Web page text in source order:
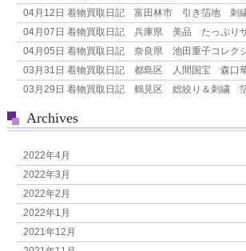
04月12日 着物買取日記 富田林市 引き箔地 刺
04月07日 着物買取日記 兵庫県 美品 たっぷ
04月05日 着物買取日記 奈良県 池田重子コレ
03月31日 着物買取日記 都島区 人間国宝 森口
03月29日 着物買取日記 鶴見区 総絞り＆刺繍
Archives
2022年4月
2022年3月
2022年2月
2022年1月
2021年12月